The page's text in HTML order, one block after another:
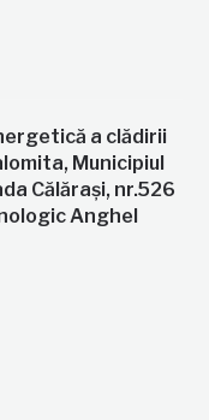
a clădirii
Municipiul
Călărași, nr.526
Anghel